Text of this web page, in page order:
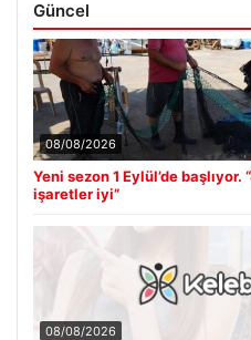
Güncel
08/08/2026
Yeni sezon 1 Eylül’de başlıyor.
işaretler iyi”
08/08/2026